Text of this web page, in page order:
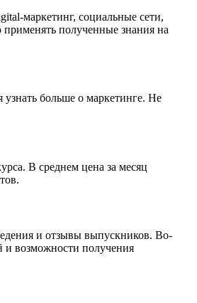
маркетинг, социальные сети,
применять полученные знания на
больше о маркетинге. Не
В среднем цена за месяц
и отзывы выпускников. Во-
и возможности получения